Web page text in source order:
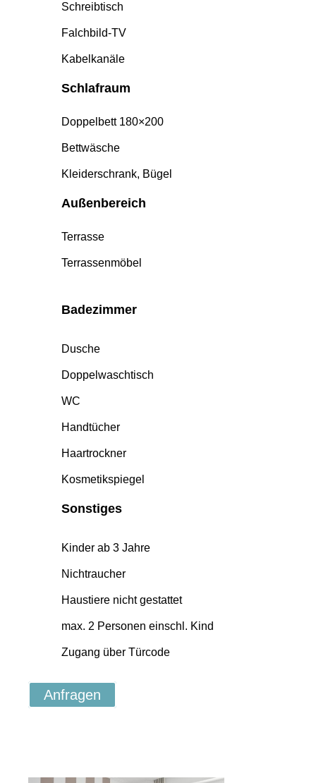
Schreibtisch
Falchbild-TV
Kabelkanäle
Schlafraum
Doppelbett 180×200
Bettwäsche
Kleiderschrank, Bügel
Außenbereich
Terrasse
Terrassenmöbel
Badezimmer
Dusche
Doppelwaschtisch
WC
Handtücher
Haartrockner
Kosmetikspiegel
Sonstiges
Kinder ab 3 Jahre
Nichtraucher
Haustiere nicht gestattet
max. 2 Personen einschl. Kind
Zugang über Türcode
Anfragen